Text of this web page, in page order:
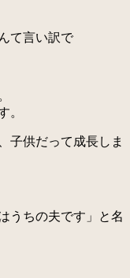
て言い訳で
。
子供だって成長しま
うちの夫です」と名